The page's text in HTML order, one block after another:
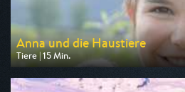
Anna und die Haustiere
Tiere | 15 Min.
Ausgestrahlt von ARD
am 08.08.2026, 07:40